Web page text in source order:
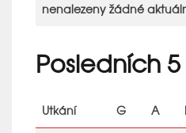
nenalezeny žádné
Posledních
Utkání G A